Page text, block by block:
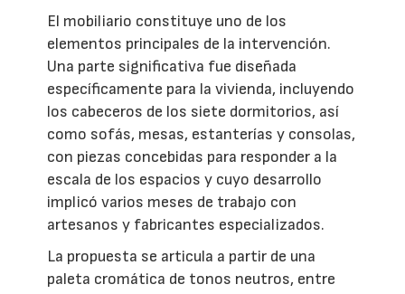
El mobiliario constituye uno de los
elementos principales de la intervención.
Una parte significativa fue diseñada
específicamente para la vivienda, incluyendo
los cabeceros de los siete dormitorios, así
como sofás, mesas, estanterías y consolas,
con piezas concebidas para responder a la
escala de los espacios y cuyo desarrollo
implicó varios meses de trabajo con
artesanos y fabricantes especializados.
La propuesta se articula a partir de una
paleta cromática de tonos neutros, entre